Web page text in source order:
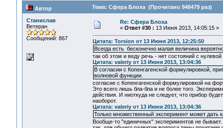
Автор Тема: Сфера Блоха (Прочитано 948479 раз)
Станислав
Ветеран
Сообщений: 867
Re: Сфера Блоха
« Ответ #30 : 13 Июня 2013, 14:05:15 »
Цитата: Torsion от 13 Июня 2013, 12:25:50
Всегда есть бесконечно малая величина
так об этом и веду речь - нет состояний с
Цитата: valeriy от 13 Июня 2013, 13:04:36
В согласии с Копенгагенской формулировкой,
волновой функции.
согласие с Копенгагенской формулировкой на
Это всего лишь бла-бла и не более того.
действия. И ниоткуда не следует, что прибор
наоборот.
Цитата: valeriy от 13 Июня 2013, 13:04:36
Только множественный эксперимент может дать
Вообще-то "единичных" экспериментов не бывает.